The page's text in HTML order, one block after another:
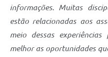
informações. Muitas
estão relacionadas aos
meio dessas
melhor as oportunidades